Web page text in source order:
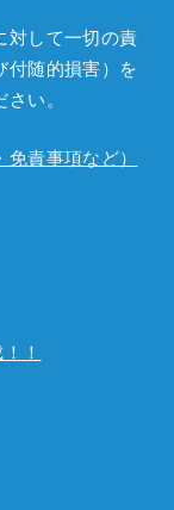
対して一切の責
付随的損害）を
い。
責事項など）
！